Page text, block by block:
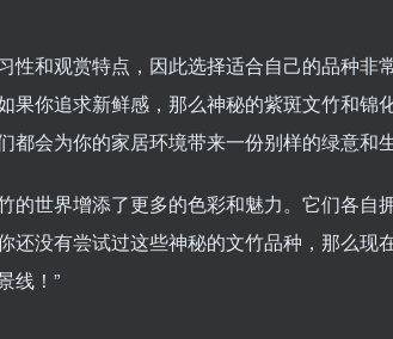
性和观赏特点，因此选择适合自己的品种非
果你追求新鲜感，那么神秘的紫斑文竹和锦
会为你的家居环境带来一份别样的绿意和生
的世界增添了更多的色彩和魅力。它们各自
还没有尝试过这些神秘的文竹品种，那么现
线！”